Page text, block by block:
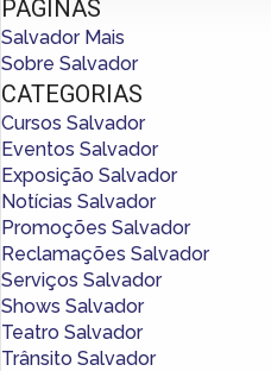
PÁGINAS
Salvador Mais
Sobre Salvador
CATEGORIAS
Cursos Salvador
Eventos Salvador
Exposição Salvador
Notícias Salvador
Promoções Salvador
Reclamações Salvador
Serviços Salvador
Shows Salvador
Teatro Salvador
Trânsito Salvador